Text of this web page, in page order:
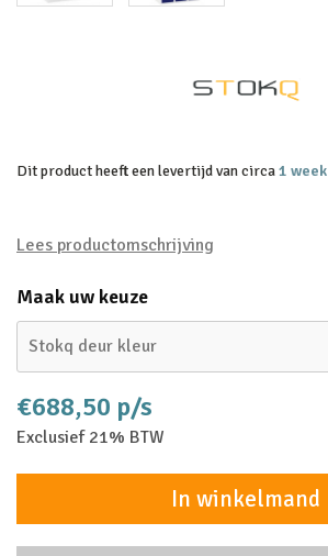
Dit product heeft een levertijd van circa1 week
Lees productomschrijving
Maak uw keuze
Stokq deur kleur
€688,50 p/s
Exclusief 21% BTW
In winkelmand